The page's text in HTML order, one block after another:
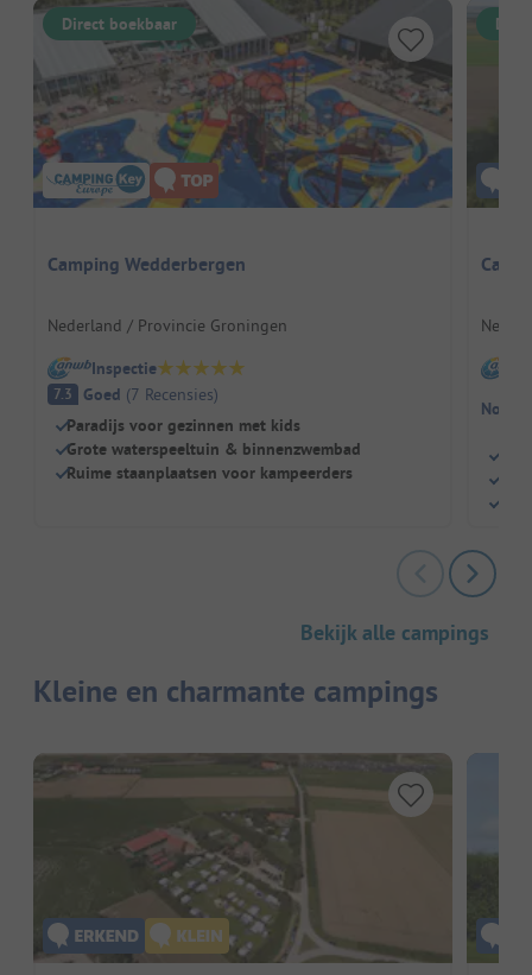
Direct boekbaar
Camping Wedderbergen
Nederland / Provincie Groningen
Inspectie
7.3 Goed (7 Recensies)
Paradijs voor gezinnen met kids
Grote waterspeeltuin & binnenzwembad
Ruime staanplaatsen voor kampeerders
Nog
Bekijk alle campings
Kleine en charmante campings